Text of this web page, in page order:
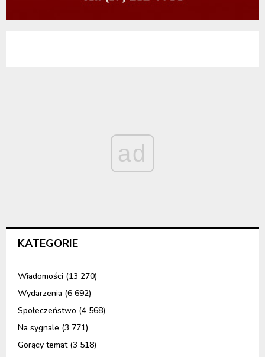
ad
KATEGORIE
Wiadomości (13 270)
Wydarzenia (6 692)
Społeczeństwo (4 568)
Na sygnale (3 771)
Gorący temat(3 518)